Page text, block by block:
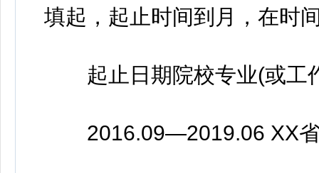
填起，起止时间到月，在时
起止日期院校专业(或工
2016.09—2019.06 XX省